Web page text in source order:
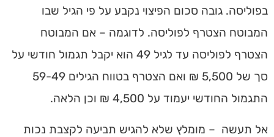
בפוליסה. גובה סכום הפיצוי נקבע על פי הגיל שבו
המבוטח הצטרף לפוליסה. לדוגמה – אם המבוטח
הצטרף לפוליסה עד לגיל 49 הוא יקבל תגמול חודשי על
סך של 5,500 ₪ ואם הצטרף בטווח הגילים 59-49
התגמול החודשי יעמוד על 4,500 ₪ וכן הלאה.
אל תעשה – מומלץ שלא להגיש תביעה לקצבת נכות